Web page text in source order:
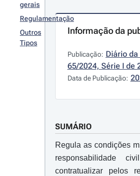
gerais
Regulamentação
Outros
Tipos
Informação da
Publicação: Diário da
65/2024, Série I de
Data de Publicação:
SUMÁRIO
Regula as condições
responsabilidade
contratualizar pelos